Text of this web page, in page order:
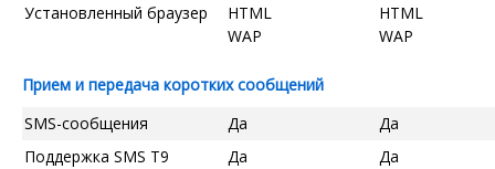
Установленный браузер
HTML
WAP
HTML
WAP
Прием и передача коротких сообщений
SMS-сообщения
Да
Да
Поддержка SMS T9
Да
Да